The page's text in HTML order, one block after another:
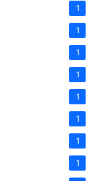
1
1
1
1
1
1
1
1